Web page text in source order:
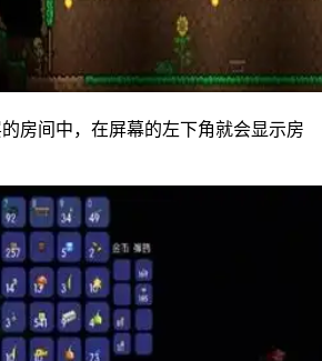
房间中，在屏幕的左下角就会显示房